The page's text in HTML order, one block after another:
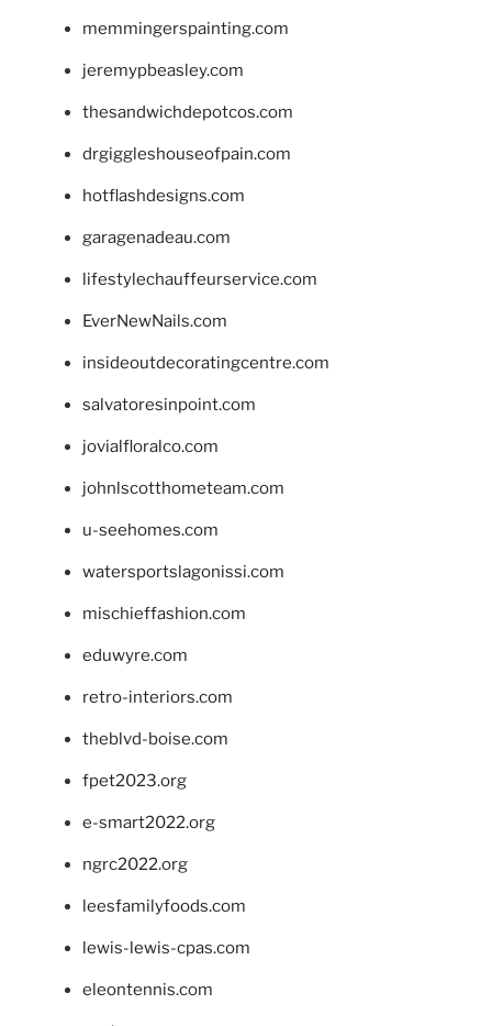
memmingerspainting.com
jeremypbeasley.com
thesandwichdepotcos.com
drgiggleshouseofpain.com
hotflashdesigns.com
garagenadeau.com
lifestylechauffeurservice.com
EverNewNails.com
insideoutdecoratingcentre.com
salvatoresinpoint.com
jovialfloralco.com
johnlscotthometeam.com
u-seehomes.com
watersportslagonissi.com
mischieffashion.com
eduwyre.com
retro-interiors.com
theblvd-boise.com
fpet2023.org
e-smart2022.org
ngrc2022.org
leesfamilyfoods.com
lewis-lewis-cpas.com
eleontennis.com